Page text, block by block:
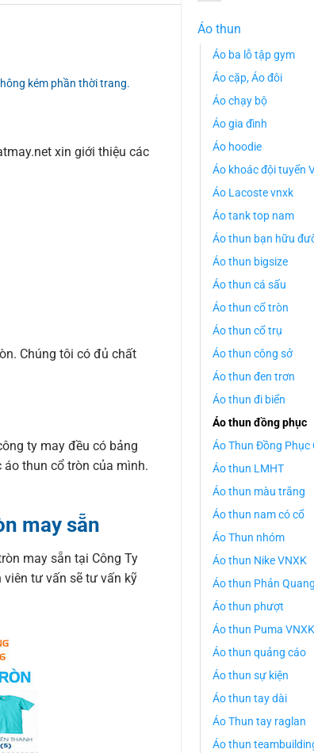
kém phần thời trang.
xin giới thiệu các
Chúng tôi có đủ chất
ty may đều có bảng
áo thun cổ tròn của mình.
may sẵn
may sẵn tại Công Ty
tư vấn sẽ tư vấn kỹ
Áo thun
Áo ba lỗ tập gym
Áo cặp, Áo đôi
Áo chạy bộ
Áo gia đình
Áo hoodie
Áo khoác đội tuyển
Áo Lacoste vnxk
Áo tank top nam
Áo thun bạn hữu
Áo thun bigsize
Áo thun cá sấu
Áo thun cổ tròn
Áo thun cổ trụ
Áo thun công sở
Áo thun đen trơn
Áo thun đi biển
Áo thun đồng phục
Áo Thun Đồng Phục
Áo thun LMHT
Áo thun màu trắng
Áo thun nam có cổ
Áo Thun nhóm
Áo thun Nike VNXK
Áo thun Phản Quang
Áo thun phượt
Áo thun Puma VNXK
Áo thun quảng cáo
Áo thun sự kiện
Áo thun tay dài
Áo Thun tay raglan
Áo thun